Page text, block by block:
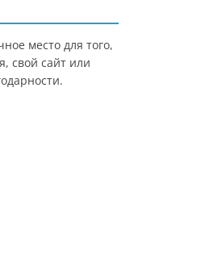
место для того,
свой сайт или